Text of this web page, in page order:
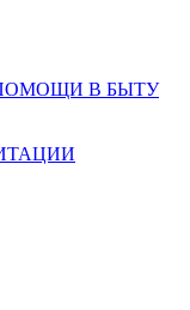
В БЫТУ